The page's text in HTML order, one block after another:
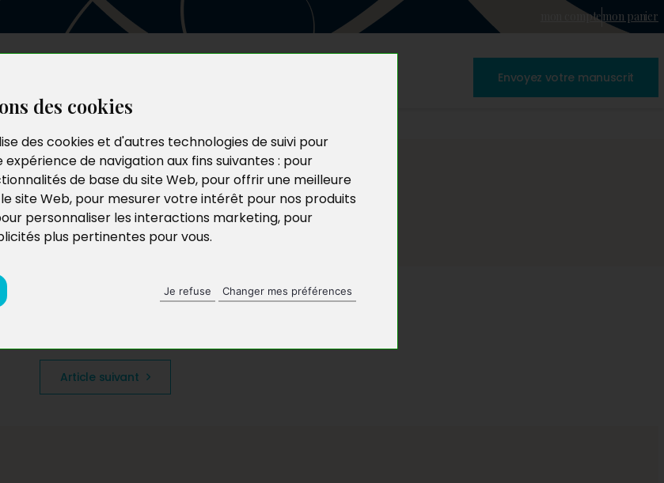
des cookies
des cookies et d'autres technologies de suivi pour
de navigation aux fins suivantes : pour
de base du site Web, pour offrir une meilleure
site Web, pour mesurer votre intérêt pour nos produits
personnaliser les interactions marketing, pour
plus pertinentes pour vous.
Je refuse Changer mes préférences
mon comptemon panier
Envoyez votre manuscrit
Article suivant